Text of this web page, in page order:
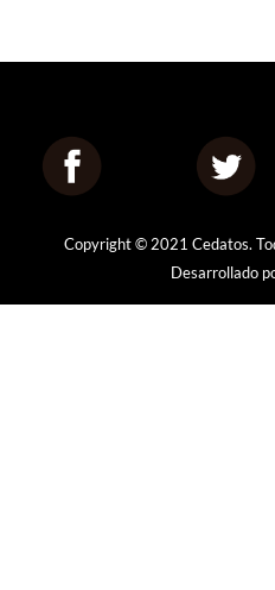
Copyright © 2021 Cedatos.
Desarrollado